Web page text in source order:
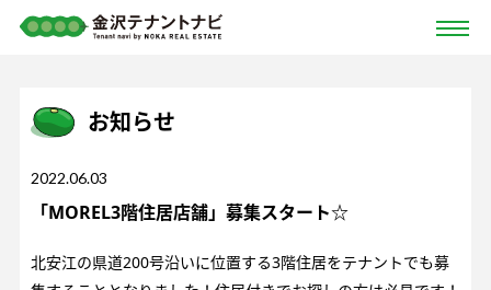
お知らせ
2022.06.03
「MOREL3階住居店舗」募集スタート☆
北安江の県道200号沿いに位置する3階住居をテナントでも募